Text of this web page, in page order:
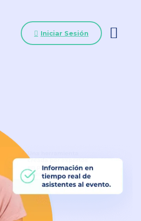
Iniciar Sesión